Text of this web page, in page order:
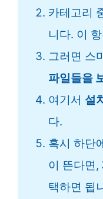
카테고리
니다. 이
그러면 스
파일들을
여기서설
다.
혹시 하단
이 뜬다면,
택하면 됩